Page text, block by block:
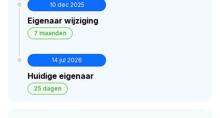
10 dec 2025
Eigenaar wijziging
7 maanden
14 jul 2026
Huidige eigenaar
25 dagen